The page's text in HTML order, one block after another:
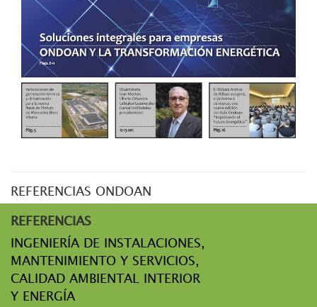
REFERENCIAS ONDOAN
REFERENCIAS
INGENIERÍA DE INSTALACIONES,
MANTENIMIENTO Y SERVICIOS,
CALIDAD AMBIENTAL INTERIOR
Y ENERGÍA